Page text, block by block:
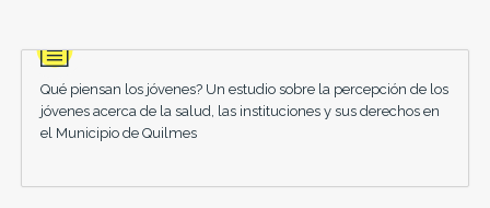
Qué piensan los jóvenes? Un estudio sobre la percepción de los
jóvenes acerca de la salud, las instituciones y sus derechos en
el Municipio de Quilmes